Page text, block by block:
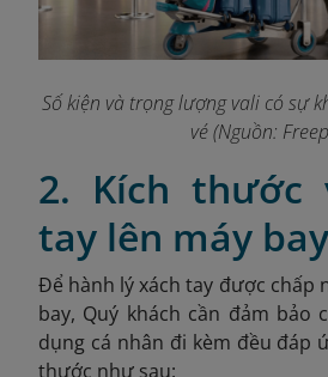
Số kiện và trọng lượng vali có sự
vé (Nguồn:
2. Kích thước
tay lên máy bay
Để hành lý xách tay được chấp
bay, Quý khách cần đảm bảo
dụng cá nhân đi kèm đều đáp
thước như sau: